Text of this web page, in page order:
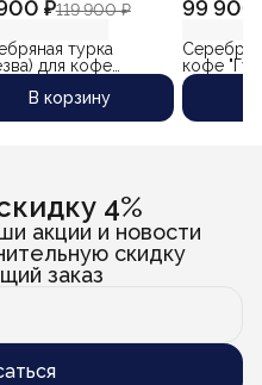
₽119 900 ₽
турка
для кофе
(объем 280 мл)
В корзину
99 900
кофе
430 мл)
4%
акции и новости
скидку
заказ